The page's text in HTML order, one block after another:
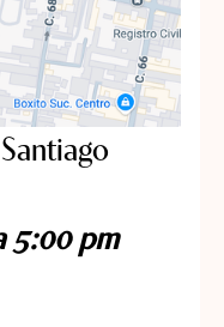
5:00 pm